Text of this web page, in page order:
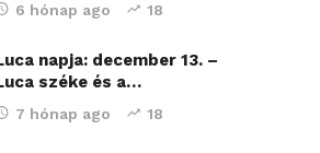
6 hónap ago 18
napja: december 13. –
széke és a…
7 hónap ago 18